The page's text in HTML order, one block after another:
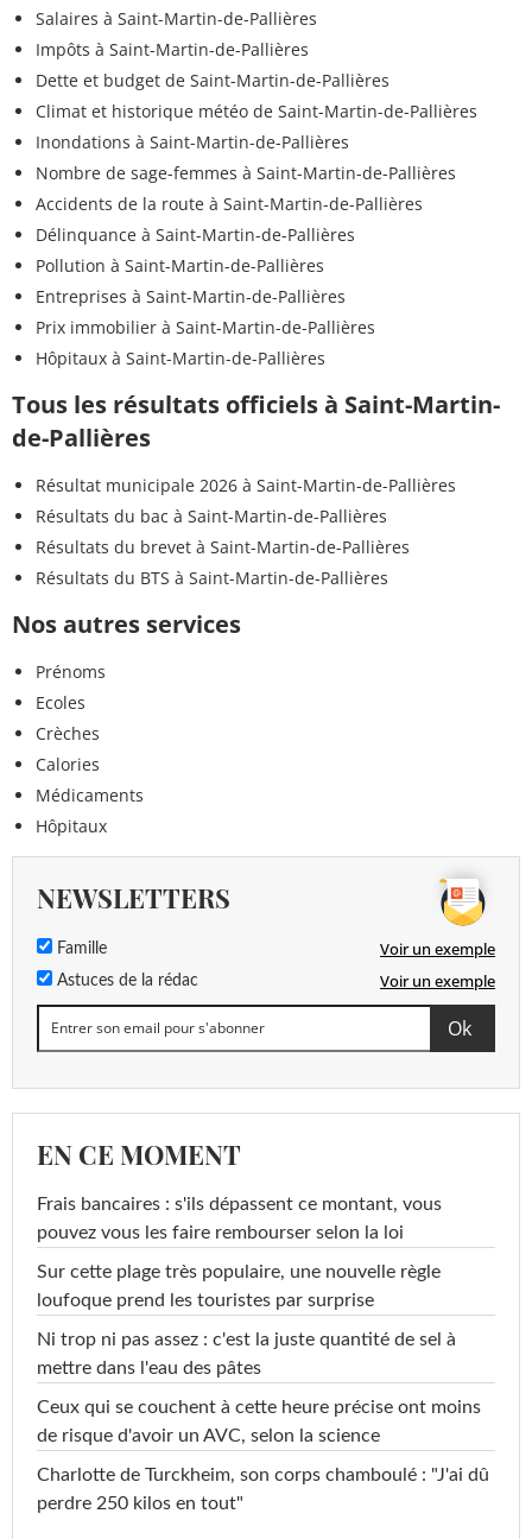
Salaires à Saint-Martin-de-Pallières
Impôts à Saint-Martin-de-Pallières
Dette et budget de Saint-Martin-de-Pallières
Climat et historique météo de Saint-Martin-de-Pallières
Inondations à Saint-Martin-de-Pallières
Nombre de sage-femmes à Saint-Martin-de-Pallières
Accidents de la route à Saint-Martin-de-Pallières
Délinquance à Saint-Martin-de-Pallières
Pollution à Saint-Martin-de-Pallières
Entreprises à Saint-Martin-de-Pallières
Prix immobilier à Saint-Martin-de-Pallières
Hôpitaux à Saint-Martin-de-Pallières
Tous les résultats officiels à Saint-Martin-
de-Pallières
Résultat municipale 2026 à Saint-Martin-de-Pallières
Résultats du bac à Saint-Martin-de-Pallières
Résultats du brevet à Saint-Martin-de-Pallières
Résultats du BTS à Saint-Martin-de-Pallières
Nos autres services
Prénoms
Ecoles
Crèches
Calories
Médicaments
Hôpitaux
NEWSLETTERS
Famille Voir un exemple
Astuces de la rédac Voir un exemple
EN CE MOMENT
Frais bancaires : s'ils dépassent ce montant, vous
pouvez vous les faire rembourser selon la loi
Sur cette plage très populaire, une nouvelle règle
loufoque prend les touristes par surprise
Ni trop ni pas assez : c'est la juste quantité de sel à
mettre dans l'eau des pâtes
Ceux qui se couchent à cette heure précise ont moins
de risque d'avoir un AVC, selon la science
Charlotte de Turckheim, son corps chamboulé : "J'ai dû
perdre 250 kilos en tout"